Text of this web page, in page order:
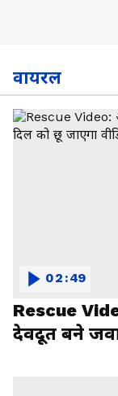
वायरल
Rescue
देवदूत बने
02:49